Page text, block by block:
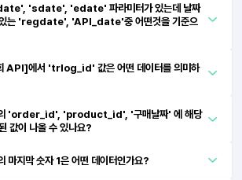
'sdate', 'edate' 파라미터가 있는데 날짜
있는 'regdate', 'API_date'중 어떤것을 기준으
API]에서 'trlog_id' 값은 어떤 데이터를 의미하
'order_id', 'product_id', '구매날짜' 에 해당
값이 나올 수 있나요?
막 숫자 1은 어떤 데이터인가요?